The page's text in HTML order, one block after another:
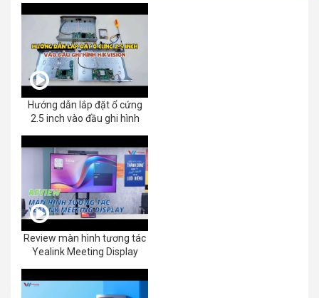
Hướng dẫn lắp đặt ổ cứng
2.5 inch vào đầu ghi hình
Review màn hình tương tác
Yealink Meeting Display